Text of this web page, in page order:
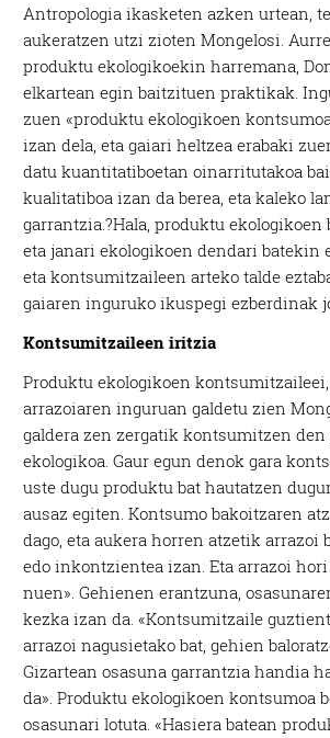
Antropologia ikasketen azken urtean,
aukeratzen utzi zioten Mongelosi.
produktu ekologikoekin harremana,
elkartean egin baitzituen praktikak.
zuen «produktu ekologikoen
izan dela, eta gaiari heltzea erabaki
datu kuantitatiboetan oinarritutakoa
kualitatiboa izan da berea, eta kaleko
garrantzia.?Hala, produktu
eta janari ekologikoen dendari batekin
eta kontsumitzaileen arteko talde
gaiaren inguruko ikuspegi ezberdinak
Kontsumitzaileen iritzia
Produktu ekologikoen
arrazoiaren inguruan galdetu zien
galdera zen zergatik kontsumitzen
ekologikoa. Gaur egun denok gara
uste dugu produktu bat hautatzen
ausaz egiten. Kontsumo bakoitzaren
dago, eta aukera horren atzetik arrazoi
edo inkontzientea izan. Eta arrazoi
nuen». Gehienen erantzuna,
kezka izan da. «Kontsumitzaile
arrazoi nagusietako bat, gehien
Gizartean osasuna garrantzia handia
da». Produktu ekologikoen kontsumoa
osasunari lotuta. «Hasiera batean